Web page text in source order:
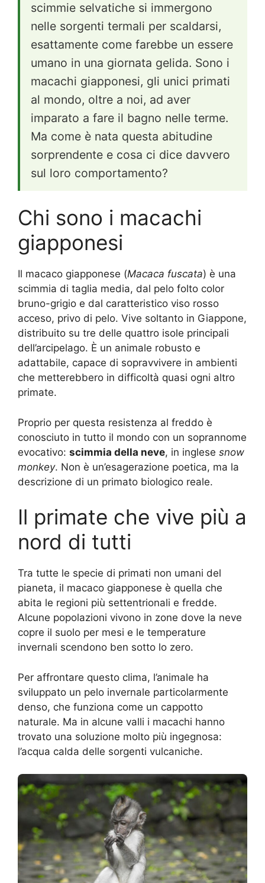
scimmie selvatiche si immergono
nelle sorgenti termali per scaldarsi,
esattamente come farebbe un essere
umano in una giornata gelida. Sono i
macachi giapponesi, gli unici primati
al mondo, oltre a noi, ad aver
imparato a fare il bagno nelle terme.
Ma come è nata questa abitudine
sorprendente e cosa ci dice davvero
sul loro comportamento?
Chi sono i macachi
giapponesi
Il macaco giapponese (Macaca fuscata) è una
scimmia di taglia media, dal pelo folto color
bruno-grigio e dal caratteristico viso rosso
acceso, privo di pelo. Vive soltanto in Giappone,
distribuito su tre delle quattro isole principali
dell’arcipelago. È un animale robusto e
adattabile, capace di sopravvivere in ambienti
che metterebbero in difficoltà quasi ogni altro
primate.
Proprio per questa resistenza al freddo è
conosciuto in tutto il mondo con un soprannome
evocativo: scimmia della neve, in inglese snow
monkey. Non è un’esagerazione poetica, ma la
descrizione di un primato biologico reale.
Il primate che vive più a
nord di tutti
Tra tutte le specie di primati non umani del
pianeta, il macaco giapponese è quella che
abita le regioni più settentrionali e fredde.
Alcune popolazioni vivono in zone dove la neve
copre il suolo per mesi e le temperature
invernali scendono ben sotto lo zero.
Per affrontare questo clima, l’animale ha
sviluppato un pelo invernale particolarmente
denso, che funziona come un cappotto
naturale. Ma in alcune valli i macachi hanno
trovato una soluzione molto più ingegnosa:
l’acqua calda delle sorgenti vulcaniche.